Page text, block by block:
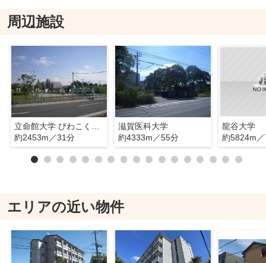
周辺施設
立命館大学 びわこくさつキャンパス
約2453m／31分
滋賀医科大学
約4333m／55分
龍谷大学
約5824m
エリアの近い物件